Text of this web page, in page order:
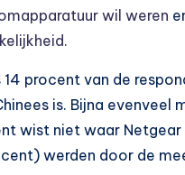
wil weren
.
procent van de
is. Bijna evenveel
wist niet waar
werden door de